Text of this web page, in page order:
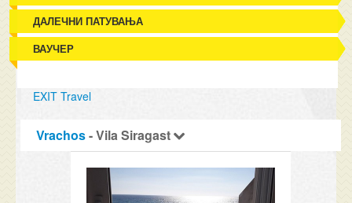
ДАЛЕЧНИ ПАТУВАЊА
ВАУЧЕР
EXIT Travel
Vrachos- Vila Siragast